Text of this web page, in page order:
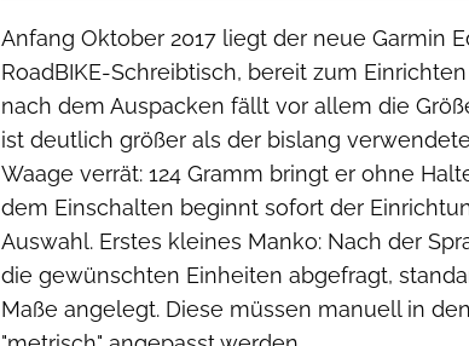
Anfang Oktober 2017 liegt der neue Garmin
RoadBIKE-Schreibtisch, bereit zum
nach dem Auspacken fällt vor allem die
ist deutlich größer als der bislang
Waage verrät: 124 Gramm bringt er ohne
dem Einschalten beginnt sofort der
Auswahl. Erstes kleines Manko: Nach der
die gewünschten Einheiten abgefragt,
Maße angelegt. Diese müssen manuell in